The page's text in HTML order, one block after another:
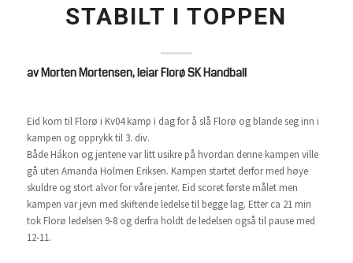
STABILT I TOPPEN
av Morten Mortensen, leiar Florø SK Handball
Eid kom til Florø i Kv04 kamp i dag for å slå Florø og blande seg inn i
kampen og opprykk til 3. div.
Både Hákon og jentene var litt usikre på hvordan denne kampen ville
gå uten Amanda Holmen Eriksen. Kampen startet derfor med høye
skuldre og stort alvor for våre jenter. Eid scoret første målet men
kampen var jevn med skiftende ledelse til begge lag. Etter ca 21 min
tok Florø ledelsen 9-8 og derfra holdt de ledelsen også til pause med
12-11.